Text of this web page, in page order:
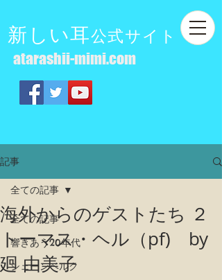
新しい耳公式サイト
atarashii-mimi.com
記事
全ての記事
響きあう20年代
シェーンベルク
全ての記事
海外からのゲストたち ２
トーマス・ヘル（pf) by
廻 由美子